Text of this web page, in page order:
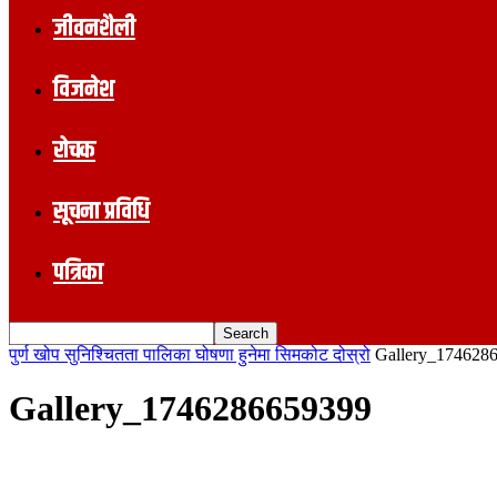
जीवनशैली
विजनेश
रोचक
सूचना प्रविधि
पत्रिका
पुर्ण खोप सुनिश्चितता पालिका घोषणा हुनेमा सिमकोट दोस्रो
Gallery_1746286659399